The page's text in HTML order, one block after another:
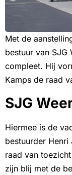
Met de
bestuur van SJG
compleet. Hij
Kamps de raad
SJG
Hiermee is de
bestuurder Henri
raad van
zijn blij met de